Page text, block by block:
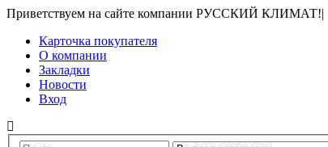
Приветствуем на сайте компании РУССКИЙ КЛИМАТ!|
Карточка покупателя
О компании
Закладки
Новости
Вход